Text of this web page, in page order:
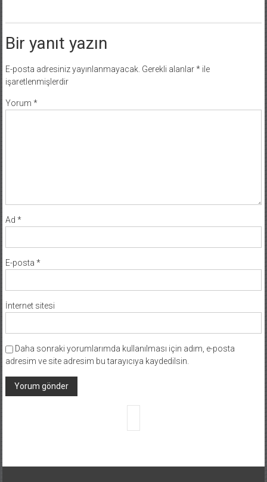
Bir yanıt yazın
E-posta adresiniz yayınlanmayacak. Gerekli alanlar*ile
işaretlenmişlerdir
Yorum *
Ad *
E-posta *
İnternet sitesi
Daha sonraki yorumlarımda kullanılması için adım, e-posta
adresim ve site adresim bu tarayıcıya kaydedilsin.